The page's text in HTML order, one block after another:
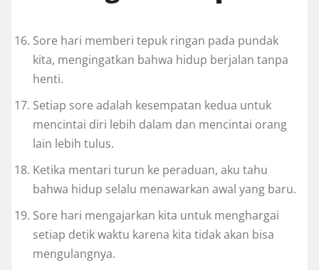
Sore hari memberi tepuk ringan pada pundak
kita, mengingatkan bahwa hidup berjalan tanpa
henti.
Setiap sore adalah kesempatan kedua untuk
mencintai diri lebih dalam dan mencintai orang
lain lebih tulus.
Ketika mentari turun ke peraduan, aku tahu
bahwa hidup selalu menawarkan awal yang baru.
Sore hari mengajarkan kita untuk menghargai
setiap detik waktu karena kita tidak akan bisa
mengulangnya.